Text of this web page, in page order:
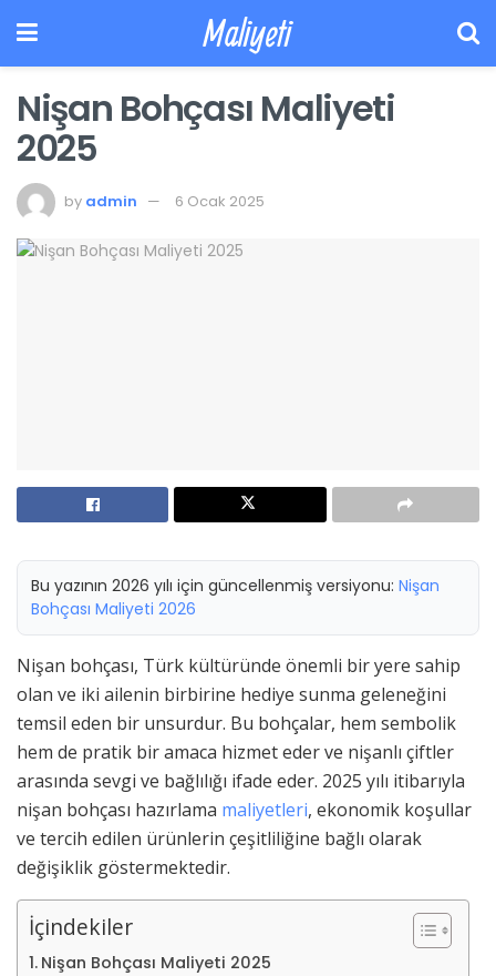
Maliyeti
Nişan Bohçası Maliyeti
2025
by admin 6 Ocak 2025
Bu yazının 2026 yılı için güncellenmiş versiyonu: Nişan
Bohçası Maliyeti 2026
Nişan bohçası, Türk kültüründe önemli bir yere sahip
olan ve iki ailenin birbirine hediye sunma geleneğini
temsil eden bir unsurdur. Bu bohçalar, hem sembolik
hem de pratik bir amaca hizmet eder ve nişanlı çiftler
arasında sevgi ve bağlılığı ifade eder. 2025 yılı itibarıyla
nişan bohçası hazırlama maliyetleri, ekonomik koşullar
ve tercih edilen ürünlerin çeşitliliğine bağlı olarak
değişiklik göstermektedir.
İçindekiler
Nişan Bohçası Maliyeti 2025